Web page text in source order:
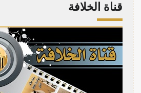
قناة الخلافة